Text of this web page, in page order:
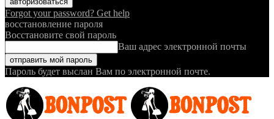
Forgot your password? Get help
восстановление пароля
Восстановите свой пароль
Ваш адрес электронной почты
Пароль будет выслан Вам по электронной почте.